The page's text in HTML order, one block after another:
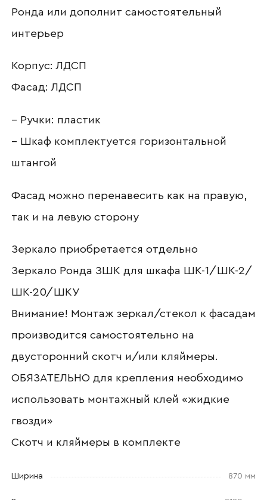
Ронда или дополнит самостоятельный
интерьер
Корпус: ЛДСП
Фасад: ЛДСП
– Ручки: пластик
– Шкаф комплектуется горизонтальной
штангой
Фасад можно перенавесить как на правую,
так и на левую сторону
Зеркало приобретается отдельно
Зеркало Ронда ЗШК для шкафа ШК-1/ШК-2/
ШК-20/ШКУ
Внимание! Монтаж зеркал/стекол к фасадам
производится самостоятельно на
двусторонний скотч и/или кляймеры.
ОБЯЗАТЕЛЬНО для крепления необходимо
использовать монтажный клей «жидкие
гвозди»
Скотч и кляймеры в комплекте
Ширина 870 мм